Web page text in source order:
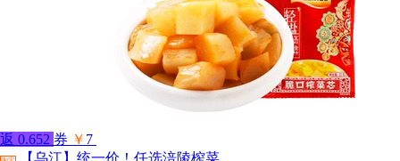
返 0.652 券 ￥ 7
【乌江】统一价！任选涪陵榨菜